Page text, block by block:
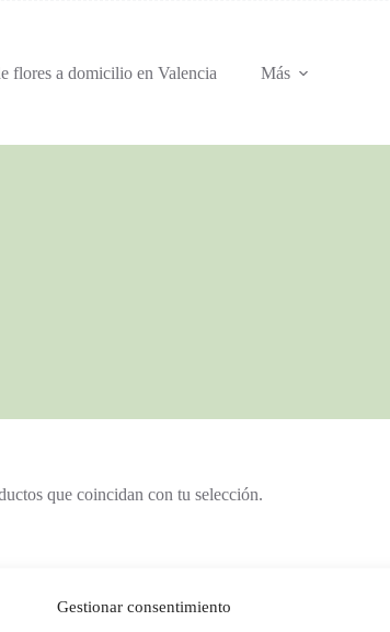
Gestionar consentimiento
flores a domicilio en Valencia Más
que coincidan con tu selección.